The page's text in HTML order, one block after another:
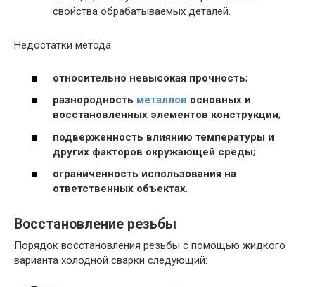
свойства обрабатываемых деталей.
Недостатки метода:
относительно невысокая прочность;
разнородность металлов основных и
восстановленных элементов конструкции;
подверженность влиянию температуры и
других факторов окружающей среды;
ограниченность использования на
ответственных объектах.
Восстановление резьбы
Порядок восстановления резьбы с помощью жидкого
варианта холодной сварки следующий: